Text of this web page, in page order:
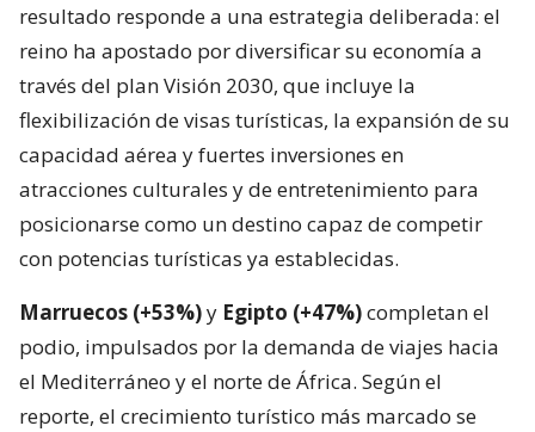
resultado responde a una estrategia deliberada: el
reino ha apostado por diversificar su economía a
través del plan Visión 2030, que incluye la
flexibilización de visas turísticas, la expansión de su
capacidad aérea y fuertes inversiones en
atracciones culturales y de entretenimiento para
posicionarse como un destino capaz de competir
con potencias turísticas ya establecidas.
Marruecos (+53%)y Egipto (+47%)completan el
podio, impulsados por la demanda de viajes hacia
el Mediterráneo y el norte de África. Según el
reporte, el crecimiento turístico más marcado se